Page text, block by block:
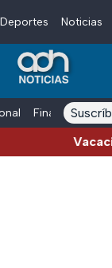
Deportes Noticias
Finanzas